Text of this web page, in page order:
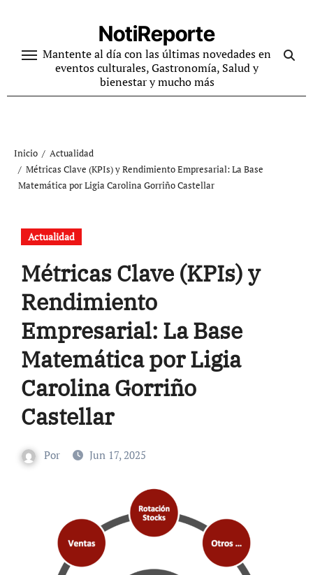
contenido
NotiReporte
Mantente al día con las últimas novedades en
eventos culturales, Gastronomía, Salud y
bienestar y mucho más
Inicio
Actualidad
Métricas Clave (KPIs) y Rendimiento Empresarial: La Base
Matemática por Ligia Carolina Gorriño Castellar
Actualidad
Métricas Clave (KPIs) y
Rendimiento
Empresarial: La Base
Matemática por Ligia
Carolina Gorriño
Castellar
Por Jun 17, 2025